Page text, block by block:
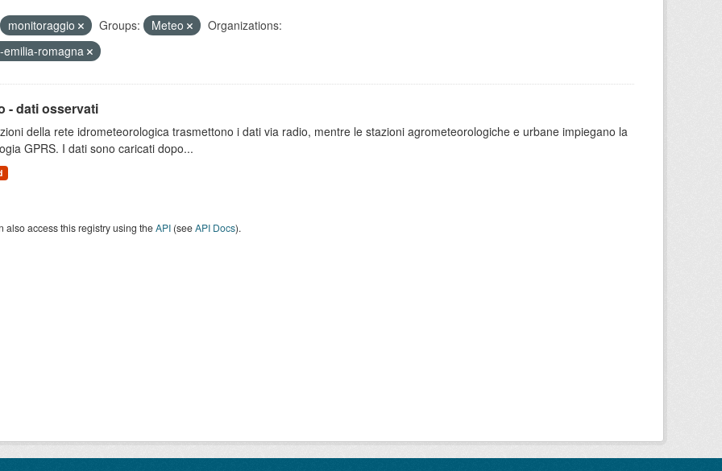
monitoraggio Groups: Meteo
Organizations:
emilia-romagna
- dati osservati
della rete idrometeorologica trasmettono i dati via radio, mentre le stazioni agrometeorologiche e urbane impiegano la
GPRS. I dati sono caricati dopo...
also access this registry using theAPI(seeAPI Docs).